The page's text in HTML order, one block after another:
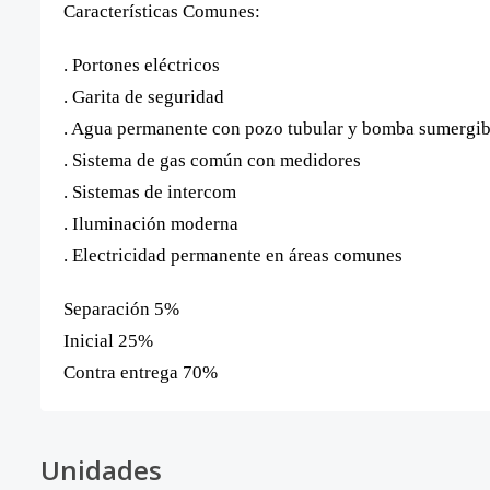
Características Comunes:
. Portones eléctricos
. Garita de seguridad
. Agua permanente con pozo tubular y bomba
. Sistema de gas común con medidores
. Sistemas de intercom
. Iluminación moderna
. Electricidad permanente en áreas comunes
Separación 5%
Inicial 25%
Contra entrega 70%
Unidades